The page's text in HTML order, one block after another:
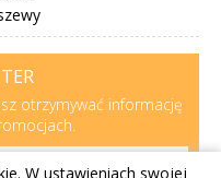
otrzymywać informację
W ustawieniach swojej